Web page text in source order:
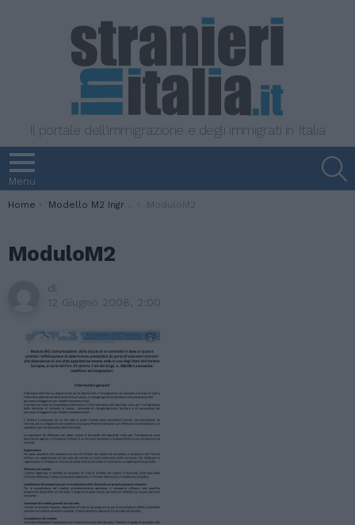
Il portale dell'immigrazione e degli immigrati in Italia
Menu
You are here:
Home Modello M2 Ingresso lavoratori stranieri dipendenti di ditte europee ModuloM2
ModuloM2
di
12 Giugno 2008, 2:00